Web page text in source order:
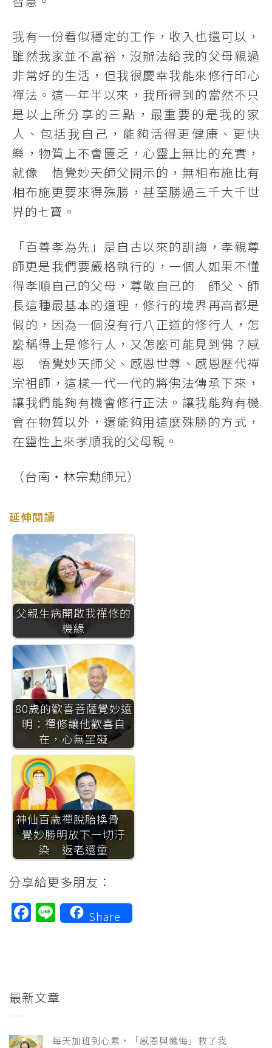
我有一份看似穩定的工作，收入也還可以，
雖然我家並不富裕，沒辦法給我的父母親過
非常好的生活，但我很慶幸我能來修行印心
禪法。這一年半以來，我所得到的當然不只
是以上所分享的三點，最重要的是我的家
人、包括我自己，能夠活得更健康、更快
樂，物質上不會匱乏，心靈上無比的充實，
就像 悟覺妙天師父開示的，無相布施比有
相布施更要來得殊勝，甚至勝過三千大千世
界的七寶。
「百善孝為先」是自古以來的訓誨，孝親尊
師更是我們要嚴格執行的，一個人如果不懂
得孝順自己的父母，尊敬自己的 師父、師
長這種最基本的道理，修行的境界再高都是
假的，因為一個沒有行八正道的修行人，怎
麼稱得上是修行人，又怎麼可能見到佛？感
恩 悟覺妙天師父、感恩世尊、感恩歷代禪
宗祖師，這樣一代一代的將佛法傳承下來，
讓我們能夠有機會修行正法。讓我能夠有機
會在物質以外，還能夠用這麼殊勝的方式，
在靈性上來孝順我的父母親。
（台南‧林宗勳師兄）
延伸閱讀
父親生病開啟我禪修的
機緣
80歲的歡喜菩薩覺妙遠
明：禪修讓他歡喜自
在，心無罣礙
神仙百歲禪脫胎換骨
覺妙勝明放下一切汙
染 返老還童
分享給更多朋友：
Facebook
LineShare
最新文章
每天加班到心累，「感恩與懺悔」救了我